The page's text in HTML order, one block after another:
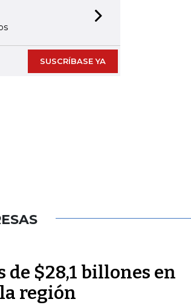
SUSCRÍBASE YA
$28,1 billones en
región